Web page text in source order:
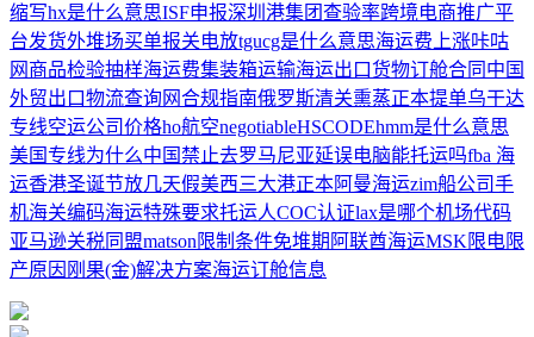
缩写hx是什么意思ISF申报深圳港集团查验率跨境电商推广平
台发货外堆场买单报关电放tgucg是什么意思海运费上涨咔咕
网 商品检验抽样海运费集装箱运输海运出口货物订舱合同 中国
外贸出口物流查询网合规指南俄罗斯清关熏蒸正本提单乌干达
专线空运公司价格ho航空negotiableHSCODEhmm是什么意思
美国专线为什么中国禁止去罗马尼亚延误电脑能托运吗fba 海
运香港圣诞节放几天假美西三大港正本阿曼海运zim船公司手
机海关编码海运特殊要求托运人COC认证lax是哪个机场代码
亚马逊关税同盟matson 限制条件免堆期 阿联酋海运MSK 限电限
产原因 刚果(金)解决方案海运订舱信息